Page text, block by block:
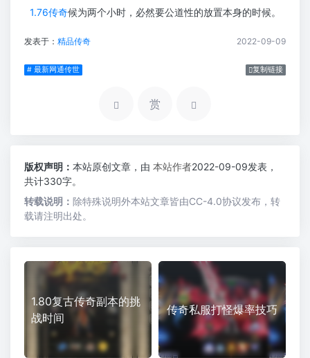
1.76传奇候为两个小时，必然要公道性的放置本身的时候。
发表于： 精品传奇 2022-09-09
# 最新网通传世 复制链接
赏
版权声明： 本站原创文章，由 本站作者2022-09-09发表，
共计330字。
转载说明： 除特殊说明外本站文章皆由CC-4.0协议发布，转
载请注明出处。
1.80复古传奇副本的挑
战时间
传奇私服打怪爆率技巧